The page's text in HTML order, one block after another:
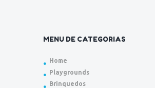
MENU DE CATEGORIAS
Home
Playgrounds
Brinquedos